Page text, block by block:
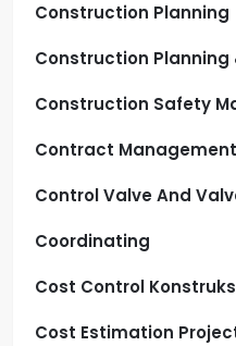
Construction Planning
Construction Planning
Construction Safety
Contract Management
Control Valve And
Coordinating
Cost Control
Cost Estimation